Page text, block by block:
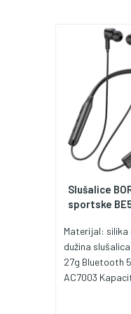
Slušalice
sportske
Materijal: silika
dužina
27g Bluetooth
AC7003
1,5 sati